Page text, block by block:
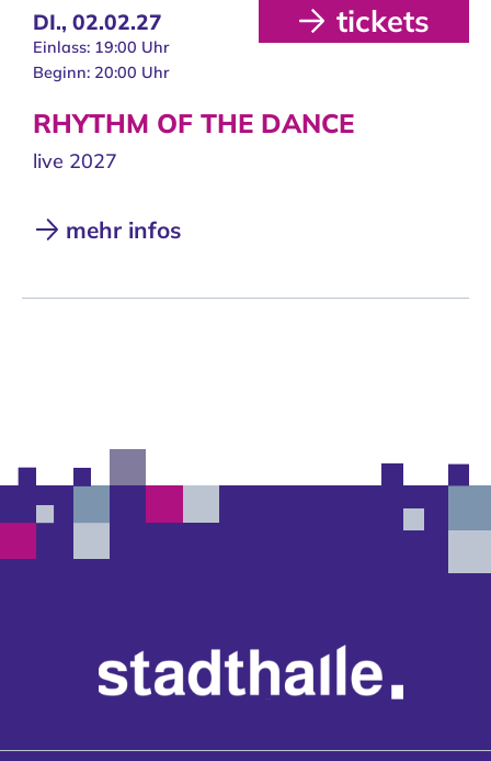
DI., 02.02.27
Einlass: 19:00 Uhr
Beginn: 20:00 Uhr
tickets
RHYTHM OF THE DANCE
live 2027
mehr infos